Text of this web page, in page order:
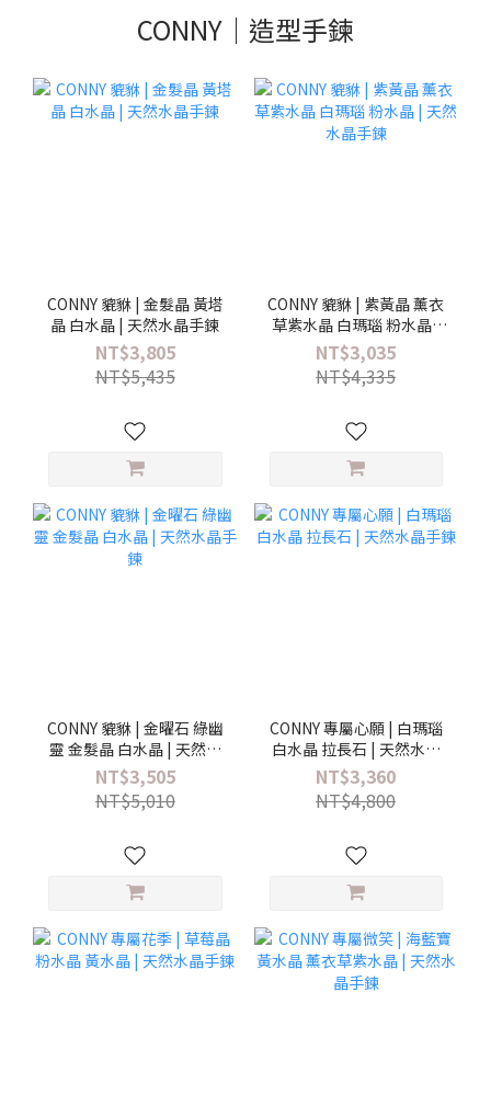
CONNY｜造型手鍊
CONNY 貔貅 | 金髮晶 黃塔
晶 白水晶 | 天然水晶手鍊
NT$3,805
NT$5,435
CONNY 貔貅 | 紫黃晶 薰衣
草紫水晶 白瑪瑙 粉水晶 |
天然水晶手鍊
NT$3,035
NT$4,335
CONNY 貔貅 | 金曜石 綠幽
靈 金髮晶 白水晶 | 天然水
晶手鍊
NT$3,505
NT$5,010
CONNY 專屬心願 | 白瑪瑙
白水晶 拉長石 | 天然水晶
手鍊
NT$3,360
NT$4,800